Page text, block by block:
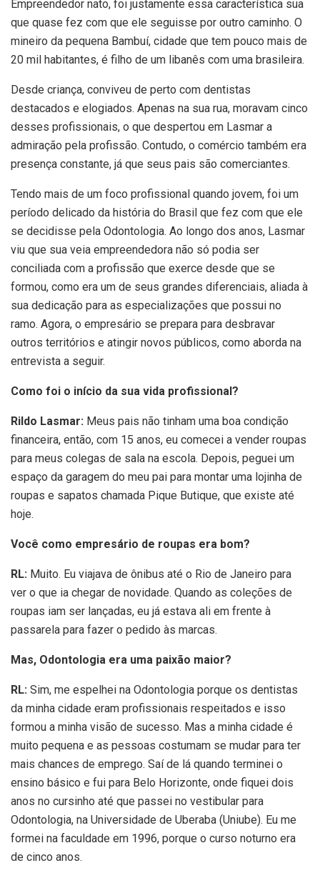
Empreendedor nato, foi justamente essa característica sua
que quase fez com que ele seguisse por outro caminho. O
mineiro da pequena Bambuí, cidade que tem pouco mais de
20 mil habitantes, é filho de um libanês com uma brasileira.
Desde criança, conviveu de perto com dentistas
destacados e elogiados. Apenas na sua rua, moravam cinco
desses profissionais, o que despertou em Lasmar a
admiração pela profissão. Contudo, o comércio também era
presença constante, já que seus pais são comerciantes.
Tendo mais de um foco profissional quando jovem, foi um
período delicado da história do Brasil que fez com que ele
se decidisse pela Odontologia. Ao longo dos anos, Lasmar
viu que sua veia empreendedora não só podia ser
conciliada com a profissão que exerce desde que se
formou, como era um de seus grandes diferenciais, aliada à
sua dedicação para as especializações que possui no
ramo. Agora, o empresário se prepara para desbravar
outros territórios e atingir novos públicos, como aborda na
entrevista a seguir.
Como foi o início da sua vida profissional?
Rildo Lasmar: Meus pais não tinham uma boa condição
financeira, então, com 15 anos, eu comecei a vender roupas
para meus colegas de sala na escola. Depois, peguei um
espaço da garagem do meu pai para montar uma lojinha de
roupas e sapatos chamada Pique Butique, que existe até
hoje.
Você como empresário de roupas era bom?
RL: Muito. Eu viajava de ônibus até o Rio de Janeiro para
ver o que ia chegar de novidade. Quando as coleções de
roupas iam ser lançadas, eu já estava ali em frente à
passarela para fazer o pedido às marcas.
Mas, Odontologia era uma paixão maior?
RL: Sim, me espelhei na Odontologia porque os dentistas
da minha cidade eram profissionais respeitados e isso
formou a minha visão de sucesso. Mas a minha cidade é
muito pequena e as pessoas costumam se mudar para ter
mais chances de emprego. Saí de lá quando terminei o
ensino básico e fui para Belo Horizonte, onde fiquei dois
anos no cursinho até que passei no vestibular para
Odontologia, na Universidade de Uberaba (Uniube). Eu me
formei na faculdade em 1996, porque o curso noturno era
de cinco anos.